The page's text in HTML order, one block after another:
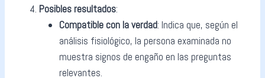
Posibles resultados:
Compatible con la verdad: Indica que, según el
análisis fisiológico, la persona examinada no
muestra signos de engaño en las preguntas
relevantes.